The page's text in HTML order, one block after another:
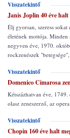
Visszatekintő
Janis Joplin 40 éve halt
Élj gyorsan, szeress
életének mottója.
negyven éve, 1970.
rockzenészek
Visszatekintő
Domenico Cimarosa
Kétszázhatvan éve,
olasz zeneszerző, az
Visszatekintő
Chopin 160 éve halt